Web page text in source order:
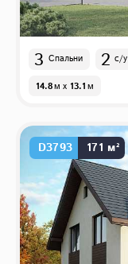
3 Спальни 2 с/у
14.8м x 13.1м
D3793 171 м²